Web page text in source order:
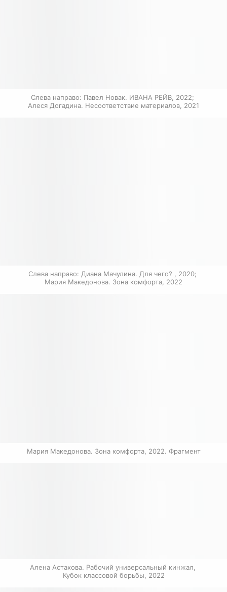
Слева направо: Павел Новак. ИВАНА РЕЙВ, 2022;
Алеся Догадина. Несоответствие материалов, 2021
Слева направо: Диана Мачулина. Для чего? , 2020;
Мария Македонова. Зона комфорта, 2022
Мария Македонова. Зона комфорта, 2022. Фрагмент
Алена Астахова. Рабочий универсальный кинжал,
Кубок классовой борьбы, 2022